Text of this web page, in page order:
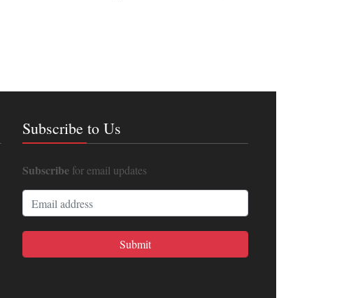
Subscribe to Us
Subscribefor email updates